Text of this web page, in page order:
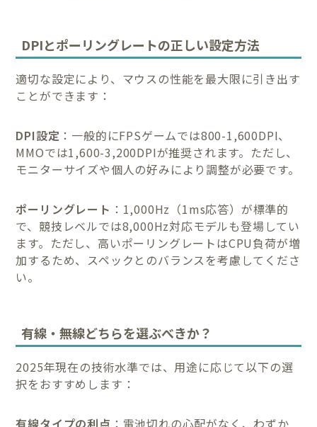
DPIとポーリングレートの正しい設定方法
適切な設定により、マウスの性能を最大限に引き出す
ことができます：
DPI設定 ：一般的にFPSゲームでは800-1,600DPI、
MMOでは1,600-3,200DPIが推奨されます。ただし、
モニターサイズや個人の好みにより調整が必要です。
ポーリングレート ：1,000Hz（1ms応答）が標準的
で、競技レベルでは8,000Hz対応モデルも登場してい
ます。ただし、高いポーリングレートはCPU負荷が増
加するため、スペックとのバランスを考慮してくださ
い。
有線・無線どちらを選ぶべきか？
2025年現在の技術水準では、用途に応じて以下の選
択をおすすめします：
有線タイプの利点 ：電池切れの心配がなく、わずか